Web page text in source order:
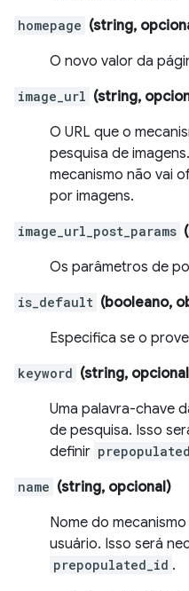
homepage (string,
O novo valor da
image_url (string,
O URL que o
pesquisa de
mecanismo não vai
por imagens.
image_url_post_params
Os parâmetros de
is_default (booleano,
Especifica se o
keyword (string,
Uma palavra-chave
de pesquisa. Isso
definir
name (string, opcional)
Nome do
usuário. Isso será
prepopulated_id .